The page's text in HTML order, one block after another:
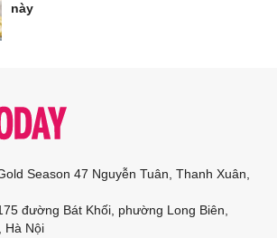
này
Season 47 Nguyễn Tuân, Thanh Xuân,
đường Bát Khối, phường Long Biên,
Hà Nội